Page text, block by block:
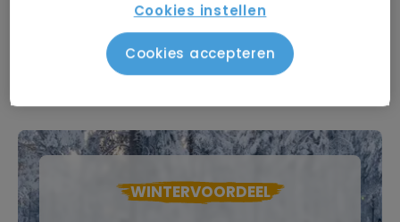
Groepsgrootte
Maximaal 25 personen
WINTERVOORDEEL
Cookies instellen
Cookies accepteren